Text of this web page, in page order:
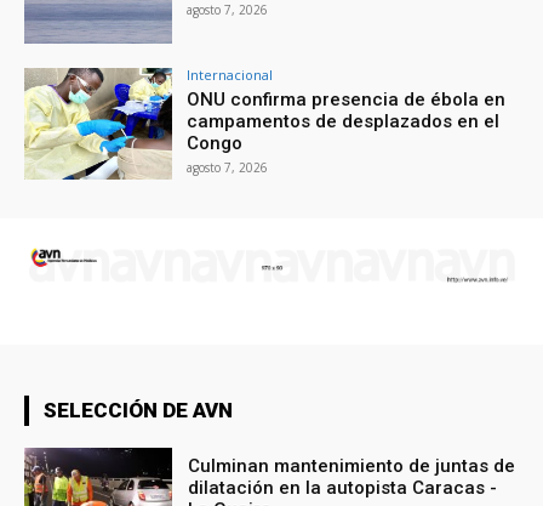
agosto 7, 2026
Internacional
ONU confirma presencia de ébola en
campamentos de desplazados en el
Congo
agosto 7, 2026
SELECCIÓN DE AVN
Culminan mantenimiento de juntas de
dilatación en la autopista Caracas -